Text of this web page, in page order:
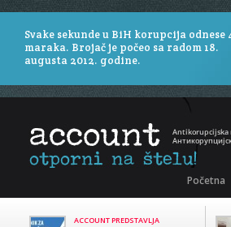
Svake sekunde u BiH korupcija odnese
maraka. Brojač je počeo sa radom 18.
augusta 2012. godine.
Početna
ACCOUNT PREDSTAVLJA